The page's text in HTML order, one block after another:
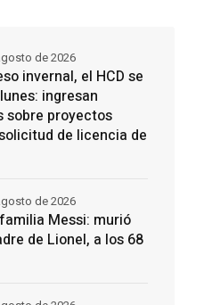
invernal, el HCD se
ingresan
sobre proyectos
de licencia de
de 2026
Messi: murió
de Lionel, a los 68
de 2026